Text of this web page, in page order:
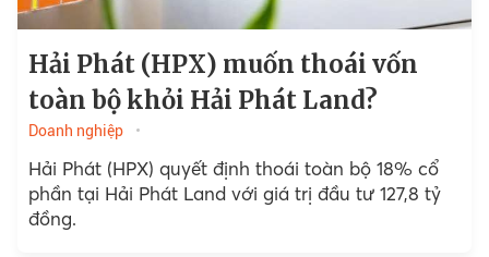
Hải Phát (HPX) muốn thoái vốn
toàn bộ khỏi Hải Phát Land?
Doanh nghiệp
Hải Phát (HPX) quyết định thoái toàn bộ 18% cổ
phần tại Hải Phát Land với giá trị đầu tư 127,8 tỷ
đồng.